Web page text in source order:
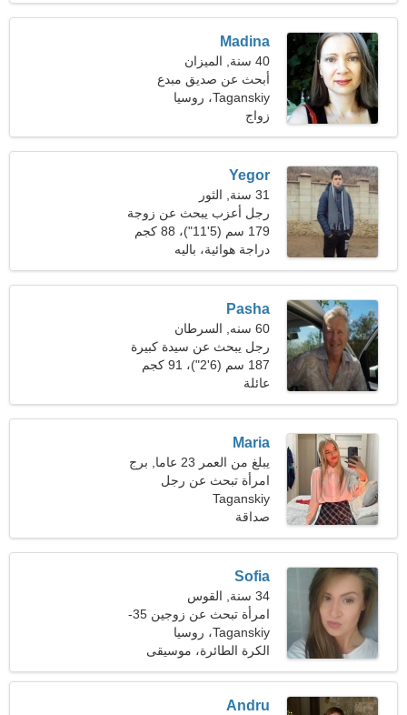
Madina
40 سنة, الميزان
أبحث عن صديق مبدع
Taganskiy، روسيا
زواج
Yegor
31 سنة, الثور
رجل أعزب يبحث عن زوجة
21-28
179 سم (5'11")، 88 كجم
(194 رطلا)دراجة هوائية، باليه
Pasha
60 سنه, السرطان
رجل يبحث عن سيدة كبيرة
187 سم (6'2")، 91 كجم
(200 رطل)
عائلة
Maria
يبلغ من العمر 23 عاما, برج
الحمل
امرأة تبحث عن رجل
Taganskiy
صداقة
Sofia
34 سنة, القوس
امرأة تبحث عن زوجين 35-
45
Taganskiy، روسيا
الكرة الطائرة، موسيقى
كلاسيكية
Andru